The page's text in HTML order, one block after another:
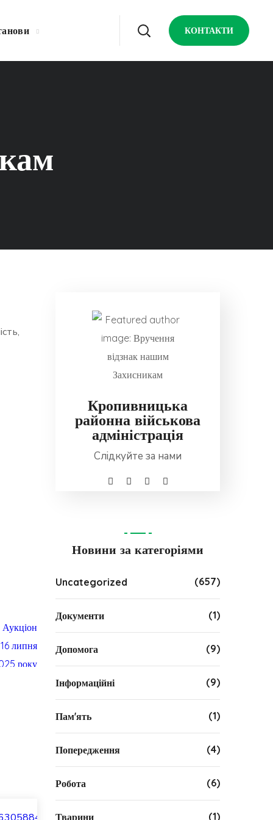
КОНТАКТИ
Кропивницька
районна військова
адміністрація
Слідкуйте за нами
Новини за категоріями
Uncategorized (657)
Документи (1)
Допомога (9)
Інформаційні (9)
Пам'ять (1)
Попередження (4)
Робота (6)
Тварини (1)